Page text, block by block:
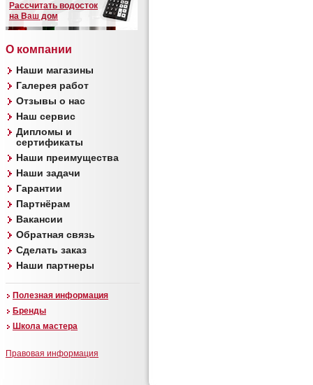
Рассчитать водосток
на Ваш дом
О компании
Наши магазины
Галерея работ
Отзывы о нас
Наш сервис
Дипломы и
сертификаты
Наши преимущества
Наши задачи
Гарантии
Партнёрам
Вакансии
Обратная связь
Сделать заказ
Наши партнеры
Полезная информация
Бренды
Школа мастера
Правовая информация